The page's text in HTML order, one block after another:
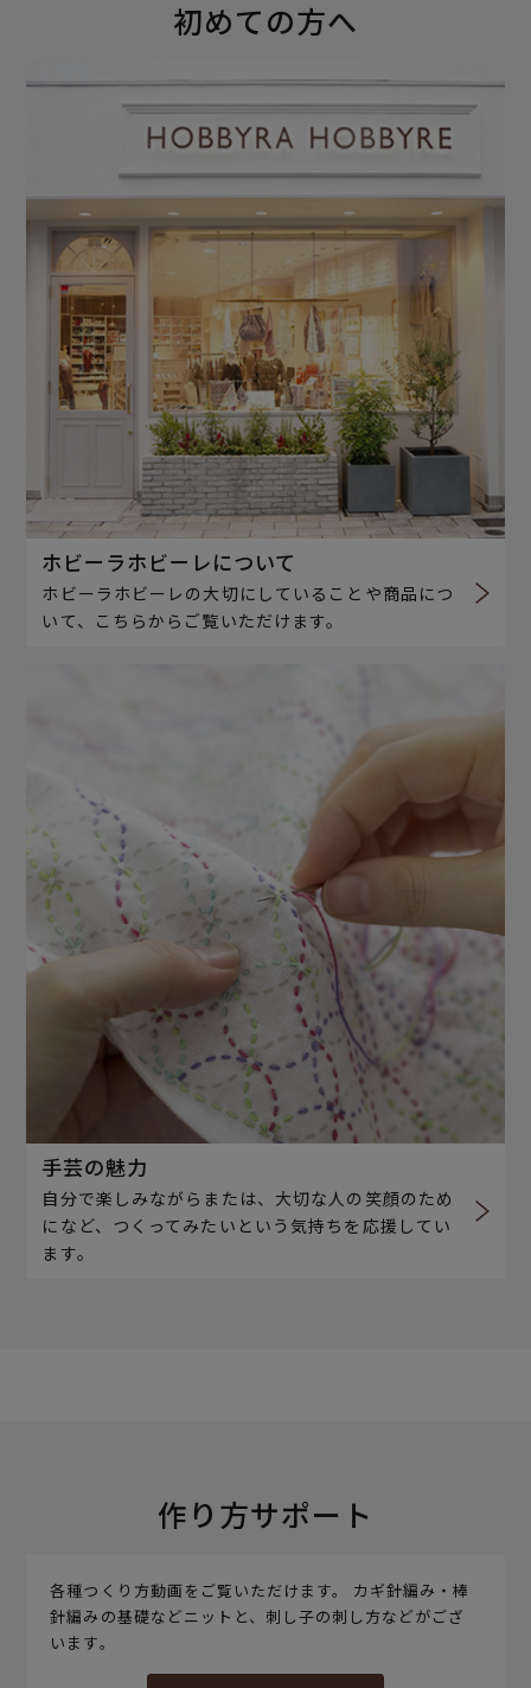
初めての方へ
ホビーラホビーレについて
ホビーラホビーレの大切にしていることや商品につ
いて、こちらからご覧いただけます。
手芸の魅力
自分で楽しみながらまたは、大切な人の笑顔のため
になど、つくってみたいという気持ちを応援してい
ます。
作り方サポート
各種つくり方動画をご覧いただけます。 カギ針編み・棒
針編みの基礎などニットと、刺し子の刺し方などがござ
います。